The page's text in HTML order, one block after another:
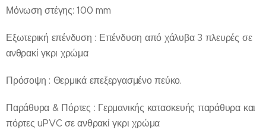
Μόνωση στέγης: 100 mm
Εξωτερική επένδυση : Επένδυση από χάλυβα 3 πλευρές σε
ανθρακί γκρι χρώμα
Πρόσοψη : Θερμικά επεξεργασμένο πεύκο.
Παράθυρα & Πόρτες : Γερμανικής κατασκευής παράθυρα και
πόρτες uPVC σε ανθρακί γκρι χρώμα